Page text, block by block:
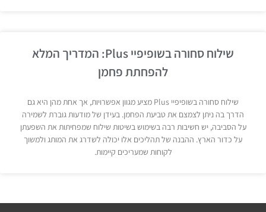
שילוח סחורה בשופיפיי Plus: המדריך המלא
להפחתת פחמן
שילוח סחורה בשופיפיי Plus מציע מגוון אפשרויות, אך אחת מהן היא גם
הדרך בה ניתן לצמצם את טביעת הפחמן. בעידן של מודעות גוברת לשמירה
על הסביבה, יש חשיבות רבה בשימוש בשיטות שילוח שמפחיתות את השפעתן
על כדור הארץ. ההבנה של תהליכים אלו יכולה לשדרג את המותג ולמשוך
לקוחות שמעריכים קיימות.